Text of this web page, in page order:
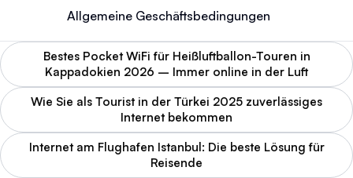
Allgemeine Geschäftsbedingungen
Bestes Pocket WiFi für Heißluftballon-Touren in
Kappadokien 2026 – Immer online in der Luft
Wie Sie als Tourist in der Türkei 2025 zuverlässiges
Internet bekommen
Internet am Flughafen Istanbul: Die beste Lösung für
Reisende